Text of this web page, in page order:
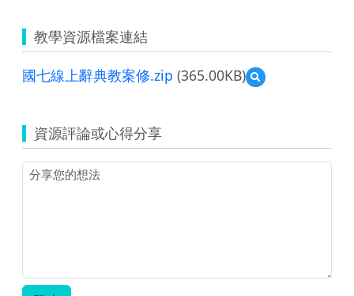
教學資源檔案連結
國七線上辭典教案修.zip (365.00KB)
預
覽
上
辭
資源評論或心得分享